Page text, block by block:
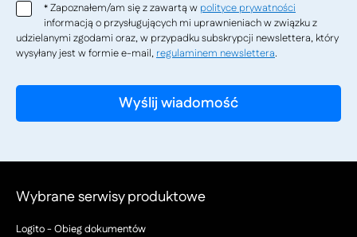
*Zapoznałem/am się z zawartą w polityce prywatności
informacją o przysługujących mi uprawnieniach w związku z
udzielanymi zgodami oraz, w przypadku subskrypcji newslettera, który
wysyłany jest w formie e-mail, regulaminem newslettera.
Wybrane serwisy produktowe
Logito - Obieg dokumentów